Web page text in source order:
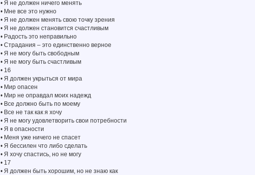
• Я не должен ничего менять
• Мне все это нужно
• Я не должен менять свою точку зрения
• Я не должен становится счастливым
• Радость это неправильно
• Страдания – это единственно верное
• Я не могу быть свободным
• Я не могу быть счастливым
• 16
• Я должен укрыться от мира
• Мир опасен
• Мир не оправдал моих надежд
• Все должно быть по моему
• Все не так как я хочу
• Я не могу удовлетворить свои потребности
• Я в опасности
• Меня уже ничего не спасет
• Я бессилен что либо сделать
• Я хочу спастись, но не могу
• 17
• Я должен быть хорошим, но не знаю как